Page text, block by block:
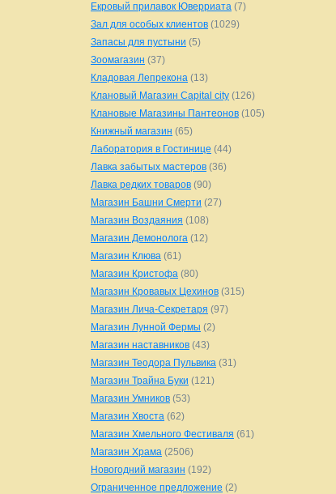
Екровый прилавок Юверриата (7)
Зал для особых клиентов (1029)
Запасы для пустыни (5)
Зоомагазин (37)
Кладовая Лепрекона (13)
Клановый Магазин Capital city (126)
Клановые Магазины Пантеонов (105)
Книжный магазин (65)
Лаборатория в Гостинице (44)
Лавка забытых мастеров (36)
Лавка редких товаров (90)
Магазин Башни Смерти (27)
Магазин Воздаяния (108)
Магазин Демонолога (12)
Магазин Клюва (61)
Магазин Кристофа (80)
Магазин Кровавых Цехинов (315)
Магазин Лича-Секретаря (97)
Магазин Лунной Фермы (2)
Магазин наставников (43)
Магазин Теодора Пульвика (31)
Магазин Трайна Буки (121)
Магазин Умников (53)
Магазин Хвоста (62)
Магазин Хмельного Фестиваля (61)
Магазин Храма (2506)
Новогодний магазин (192)
Ограниченное предложение (2)